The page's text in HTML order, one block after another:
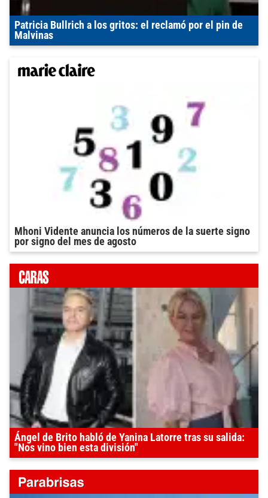
Patricia Bullrich a los gritos: el reclamó por el pin de
Malvinas
Mhoni Vidente anuncia los números de la suerte signo
por signo del mes de agosto
Ángel de Brito habló de Yanina Latorre tras su salida:
"Nos vino bien esta división"